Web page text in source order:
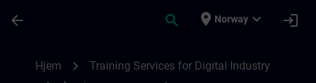
arrow_back search place Norway expand_more login
Hjem chevron_right Training Services for Digital Industry